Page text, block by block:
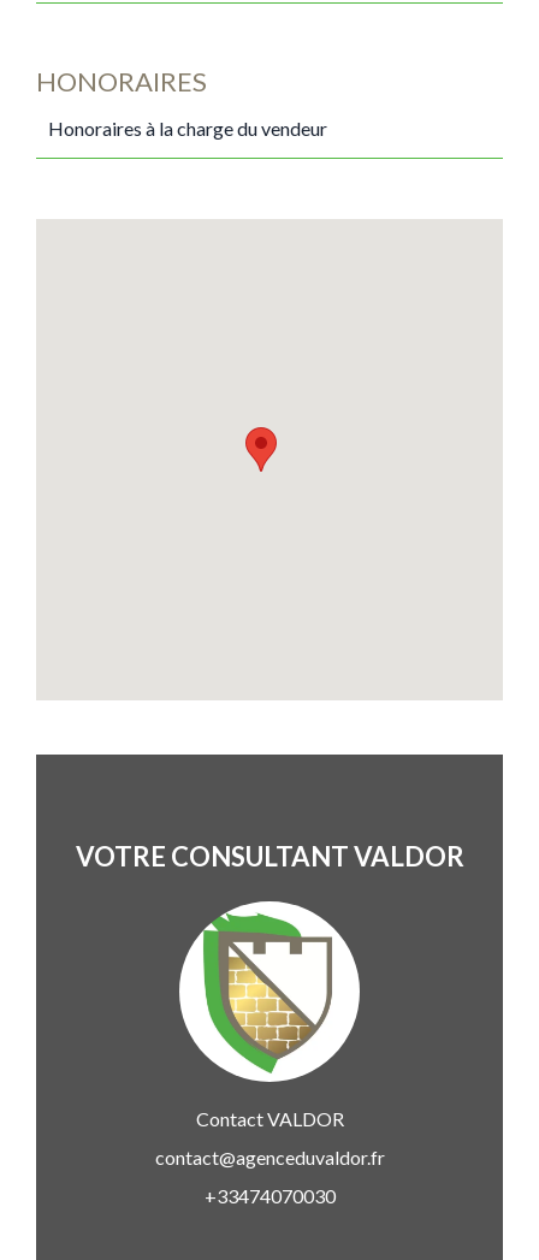
HONORAIRES
Honoraires à la charge du vendeur
VOTRE CONSULTANT VALDOR
ContactVALDOR
contact@agenceduvaldor.fr
+33474070030